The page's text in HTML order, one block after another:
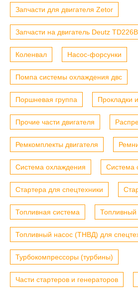
Запчасти для двигателя Zetor
Запчасти на двигатель Deutz TD226B
Коленвал Насос-форсунки
Помпа системы охлаждения двс
Поршневая группа Прокладки
Прочие части двигателя
Ремкомплекты двигателя
Система охлаждения Система
Стартера для спецтехники
Топливная система Топливный
Топливный насос (ТНВД) для
Турбокомпрессоры (турбины)
Части стартеров и генераторов